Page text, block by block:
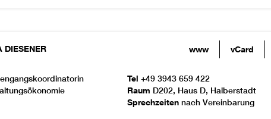
DIESENER
Tel +49 3943 659 422
Raum D202, Haus D, Halberstadt
Sprechzeiten nach Vereinbarung
vCard
www